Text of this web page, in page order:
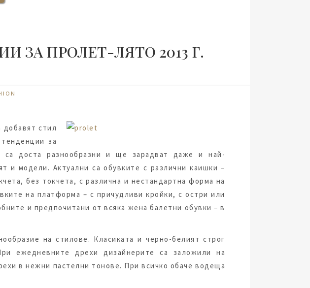
ЗА ПРОЛЕТ-ЛЯТО 2013 Г.
добавят стил
за
са доста разнообразни и ще зарадват даже и най-
и модели. Актуални са обувките с различни каишки –
без токчета, с различна и нестандартна форма на
на платформа – с причудливи кройки, с остри или
и предпочитани от всяка жена балетни обувки – в
на стилове. Класиката и черно-белият строг
ежедневните дрехи дизайнерите са заложили на
в нежни пастелни тонове. При всичко обаче водеща